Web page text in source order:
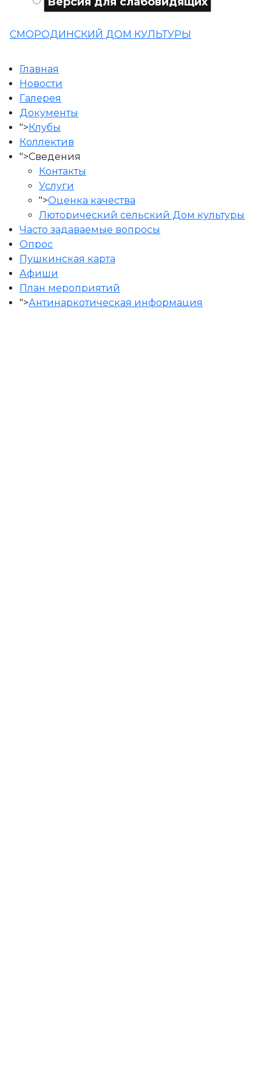
СМОРОДИНСКИЙ ДОМ КУЛЬТУРЫ
Главная
Новости
Галерея
Документы
">Клубы
Коллектив
">Сведения
Контакты
Услуги
">Оценка качества
Люторический сельский Дом культуры
Часто задаваемые вопросы
Опрос
Пушкинская карта
Афиши
План мероприятий
">Антинаркотическая информация